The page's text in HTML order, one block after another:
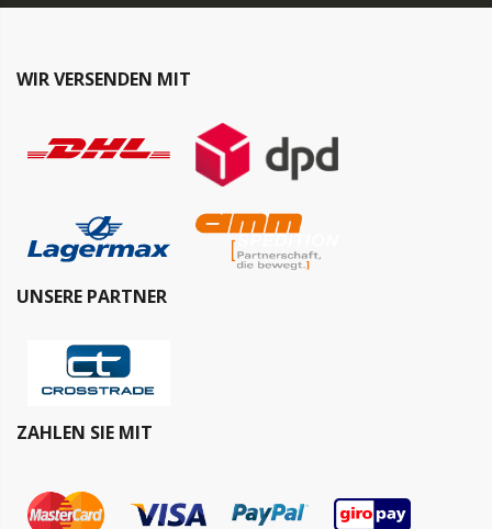
WIR VERSENDEN MIT
UNSERE PARTNER
ZAHLEN SIE MIT